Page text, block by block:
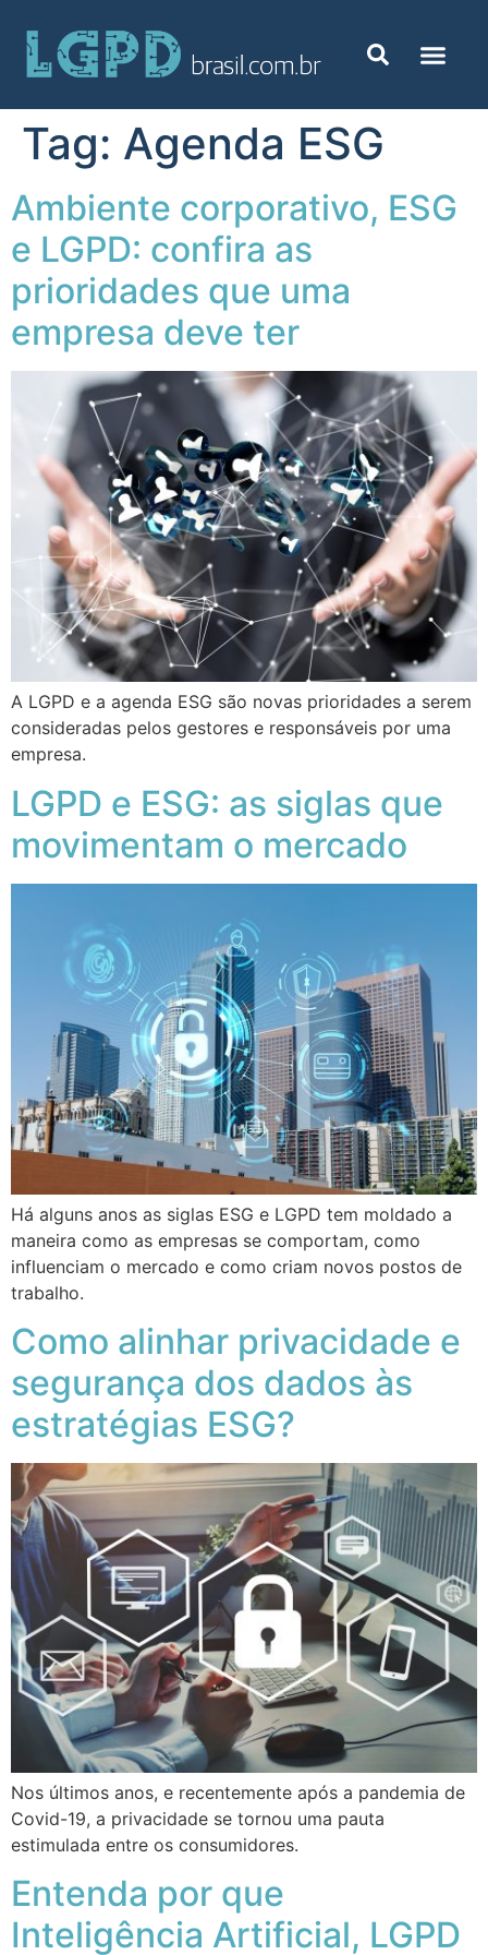
Tag: Agenda ESG
Ambiente corporativo, ESG
e LGPD: confira as
prioridades que uma
empresa deve ter
A LGPD e a agenda ESG são novas prioridades a serem
consideradas pelos gestores e responsáveis por uma
empresa.
LGPD e ESG: as siglas que
movimentam o mercado
Há alguns anos as siglas ESG e LGPD tem moldado a
maneira como as empresas se comportam, como
influenciam o mercado e como criam novos postos de
trabalho.
Como alinhar privacidade e
segurança dos dados às
estratégias ESG?
Nos últimos anos, e recentemente após a pandemia de
Covid-19, a privacidade se tornou uma pauta
estimulada entre os consumidores.
Entenda por que
Inteligência Artificial, LGPD